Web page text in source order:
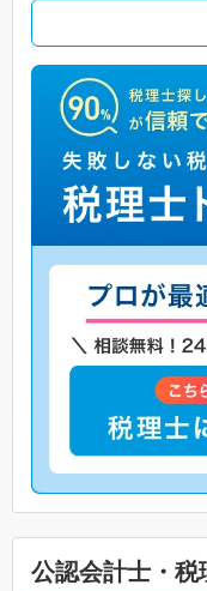
公認会計士・